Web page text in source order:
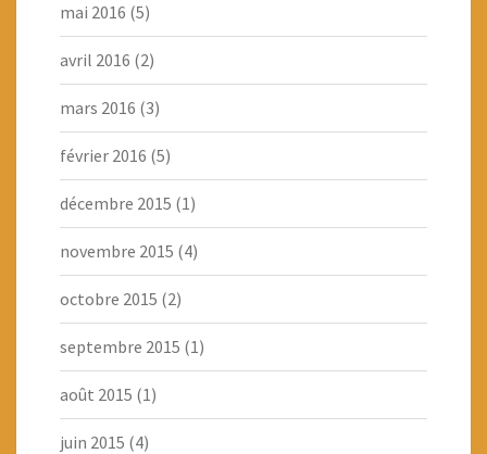
mai 2016 (5)
avril 2016 (2)
mars 2016 (3)
février 2016 (5)
décembre 2015 (1)
novembre 2015 (4)
octobre 2015 (2)
septembre 2015 (1)
août 2015 (1)
juin 2015 (4)